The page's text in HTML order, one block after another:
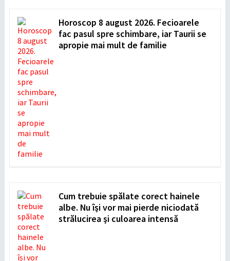
Horoscop 8 august 2026. Fecioarele
fac pasul spre schimbare, iar Taurii se
apropie mai mult de familie
Cum trebuie spălate corect hainele
albe. Nu își vor mai pierde niciodată
strălucirea și culoarea intensă